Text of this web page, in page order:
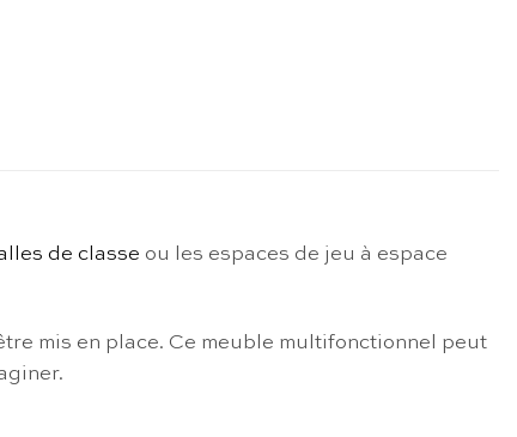
de classe ou les espaces de jeu à espace
mis en place. Ce meuble multifonctionnel peut